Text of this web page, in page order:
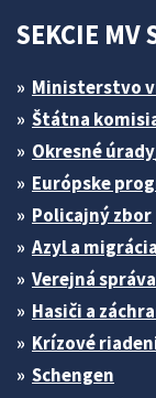
SEKCIE MV
Ministerstvo
Štátna
Okresné
Európske
Policajný zbor
Azyl a migrácia
Verejná správa
Hasiči a
Krízové
Schengen